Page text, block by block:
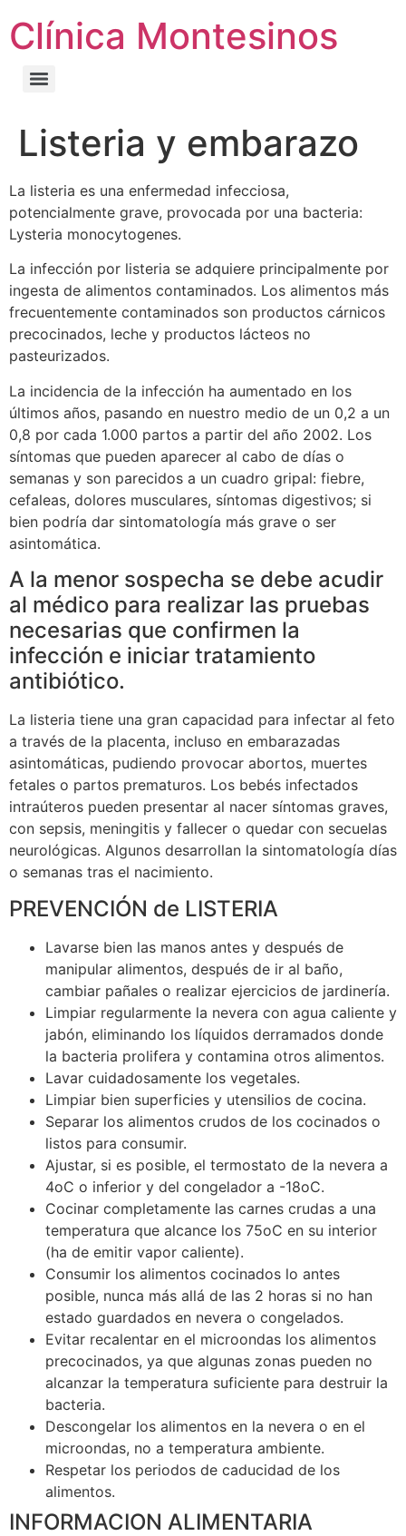
Clínica Montesinos
Listeria y embarazo
La listeria es una enfermedad infecciosa,
potencialmente grave, provocada por una bacteria:
Lysteria monocytogenes.
La infección por listeria se adquiere principalmente por
ingesta de alimentos contaminados. Los alimentos más
frecuentemente contaminados son productos cárnicos
precocinados, leche y productos lácteos no
pasteurizados.
La incidencia de la infección ha aumentado en los
últimos años, pasando en nuestro medio de un 0,2 a un
0,8 por cada 1.000 partos a partir del año 2002. Los
síntomas que pueden aparecer al cabo de días o
semanas y son parecidos a un cuadro gripal: fiebre,
cefaleas, dolores musculares, síntomas digestivos; si
bien podría dar sintomatología más grave o ser
asintomática.
A la menor sospecha se debe acudir
al médico para realizar las pruebas
necesarias que confirmen la
infección e iniciar tratamiento
antibiótico.
La listeria tiene una gran capacidad para infectar al feto
a través de la placenta, incluso en embarazadas
asintomáticas, pudiendo provocar abortos, muertes
fetales o partos prematuros. Los bebés infectados
intraúteros pueden presentar al nacer síntomas graves,
con sepsis, meningitis y fallecer o quedar con secuelas
neurológicas. Algunos desarrollan la sintomatología días
o semanas tras el nacimiento.
PREVENCIÓN de LISTERIA
Lavarse bien las manos antes y después de
manipular alimentos, después de ir al baño,
cambiar pañales o realizar ejercicios de jardinería.
Limpiar regularmente la nevera con agua caliente y
jabón, eliminando los líquidos derramados donde
la bacteria prolifera y contamina otros alimentos.
Lavar cuidadosamente los vegetales.
Limpiar bien superficies y utensilios de cocina.
Separar los alimentos crudos de los cocinados o
listos para consumir.
Ajustar, si es posible, el termostato de la nevera a
4oC o inferior y del congelador a -18oC.
Cocinar completamente las carnes crudas a una
temperatura que alcance los 75oC en su interior
(ha de emitir vapor caliente).
Consumir los alimentos cocinados lo antes
posible, nunca más allá de las 2 horas si no han
estado guardados en nevera o congelados.
Evitar recalentar en el microondas los alimentos
precocinados, ya que algunas zonas pueden no
alcanzar la temperatura suficiente para destruir la
bacteria.
Descongelar los alimentos en la nevera o en el
microondas, no a temperatura ambiente.
Respetar los periodos de caducidad de los
alimentos.
INFORMACION ALIMENTARIA